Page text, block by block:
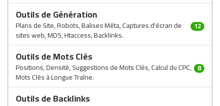
Outils de Génération
Plans de Site, Robots, Balises Méta, Captures d'écran de
sites web, MD5, Htaccess, Backlinks.
12
Outils de Mots Clés
Positions, Densité, Suggestions de Mots Clés, Calcul du CPC,
Mots Clés à Longue Traîne.
8
Outils de Backlinks